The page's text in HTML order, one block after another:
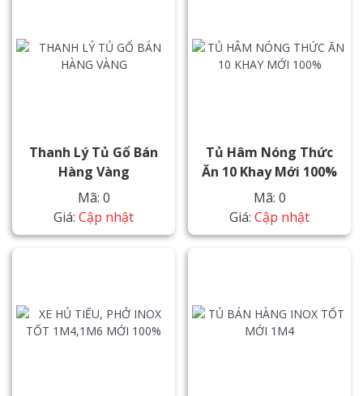
Thanh Lý Tủ Gổ Bán
Hàng Vàng
Mã: 0
Giá: Cập nhật
Tủ Hâm Nóng Thức
Ăn 10 Khay Mới 100%
Mã: 0
Giá: Cập nhật